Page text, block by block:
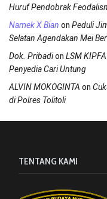
Huruf Pendobrak
Namek X Bian on Peduli
Selatan Agendakan Mei
Dok. Pribadion LSM
Penyedia Cari Untung
ALVIN MOKOGINTA on
di Polres Tolitoli
TENTANG KAMI